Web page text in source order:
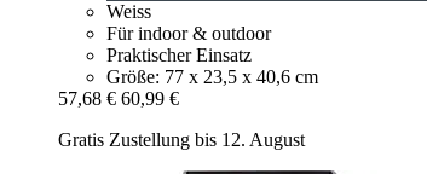
Weiss
Für indoor & outdoor
Praktischer Einsatz
Größe: 77 x 23,5 x 40,6 cm
57,68 € 60,99 €
Gratis Zustellung bis 12. August